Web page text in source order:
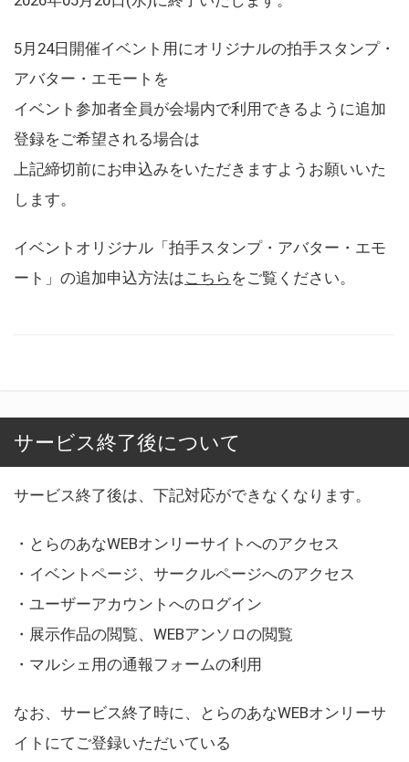
5月24日開催イベント用にオリジナルの拍手スタンプ・
アバター・エモートを
イベント参加者全員が会場内で利用できるように追加
登録をご希望される場合は
上記締切前にお申込みをいただきますようお願いいた
します。
イベントオリジナル「拍手スタンプ・アバター・エモ
ート」の追加申込方法はこちら をご覧ください。
サービス終了後について
サービス終了後は、下記対応ができなくなります。
・とらのあなWEBオンリーサイトへのアクセス
・イベントページ、サークルページへのアクセス
・ユーザーアカウントへのログイン
・展示作品の閲覧、WEBアンソロの閲覧
・マルシェ用の通報フォームの利用
なお、サービス終了時に、とらのあなWEBオンリーサ
イトにてご登録いただいている